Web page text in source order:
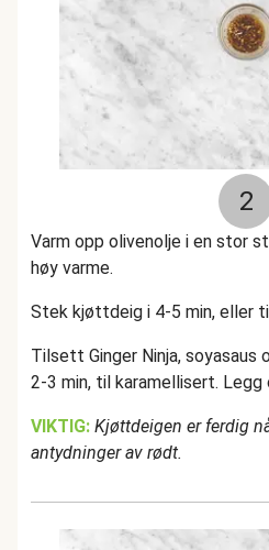
2
Varm opp olivenolje i en stor
høy varme.
Stek kjøttdeig i 4-5 min, eller
Tilsett Ginger Ninja, soyasaus
2-3 min, til karamellisert. Legg
VIKTIG: Kjøttdeigen er ferdig
antydninger av rødt.